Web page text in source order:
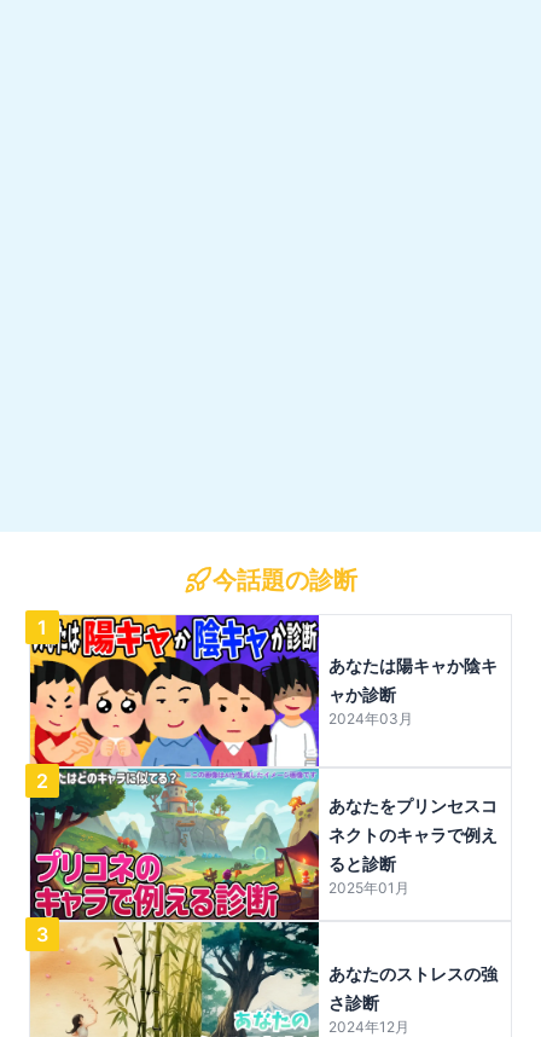
今話題の診断
1
あなたは陽キャか陰キ
ャか診断
2024年03月
2
あなたをプリンセスコ
ネクトのキャラで例え
ると診断
2025年01月
3
あなたのストレスの強
さ診断
2024年12月